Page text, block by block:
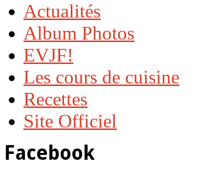
Actualités
Album Photos
EVJF!
Les cours de cuisine
Recettes
Site Officiel
Facebook